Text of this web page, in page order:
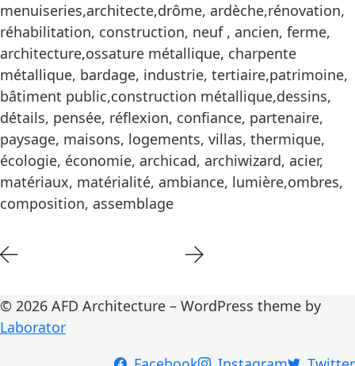
menuiseries,architecte,drôme, ardèche,rénovation,
réhabilitation, construction, neuf , ancien, ferme,
architecture,ossature métallique, charpente
métallique, bardage, industrie, tertiaire,patrimoine,
bâtiment public,construction métallique,dessins,
détails, pensée, réflexion, confiance, partenaire,
paysage, maisons, logements, villas, thermique,
écologie, économie, archicad, archiwizard, acier,
matériaux, matérialité, ambiance, lumière,ombres,
composition, assemblage
© 2026 AFD Architecture – WordPress theme by
Laborator